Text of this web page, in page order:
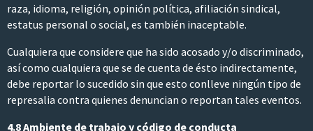
raza, idioma, religión, opinión política, afiliación sindical,
estatus personal o social, es también inaceptable.
Cualquiera que considere que ha sido acosado y/o discriminado,
así como cualquiera que se de cuenta de ésto indirectamente,
debe reportar lo sucedido sin que esto conlleve ningún tipo de
represalia contra quienes denuncian o reportan tales eventos.
4.8 Ambiente de trabajo y código de conducta